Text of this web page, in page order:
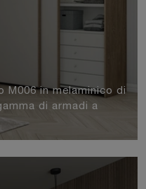
M006 in melaminico di
di armadi a